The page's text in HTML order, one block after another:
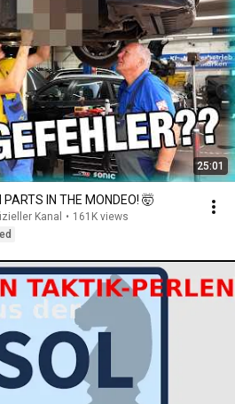
25:01
PARTS IN THE MONDEO! 🤯
Kanal • 161K views